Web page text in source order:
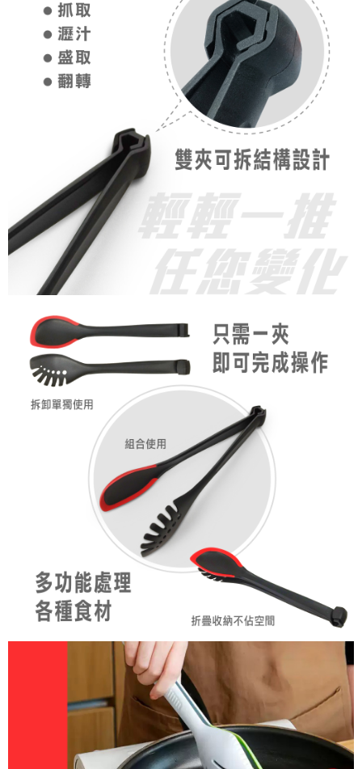
結帳頁面，進行簡訊認證並確認金額後，即可完成結帳。
２．訂單成立數日內，您將收到繳費通知簡訊。
３．收到繳費通知簡訊後14天內，點擊此簡訊中的連結，可透過四大超商／
ATM／網路銀行／等多元方式進行付款，方視為交易完成。
※ 請注意：結帳手續完成當下不需立刻繳費，但若您需要取消訂單，請聯絡
購買商品的店家。未經商家同意取消之訂單仍視為有效，需透過AFTEE先享
※ 交易是否成功請以「AFTEE先享後付 」之結帳頁面顯示為準，若有關於
是否繳費成功／繳費後需取消欲退款等相關疑問，請聯繫「AFTEE先享後付
https://netprotections.freshdesk.com/support/home
１．透過由恩沛科技股份有限公司提供之「AFTEE先享後付」服務完成之交
易，需依本服務之必要範圍內提供個人資料，並將交易相關給付款項請求債
權轉讓予恩沛科技股份有限公司。
２．關於個人資料處理事宜，請瀏覽以下網址：
https://aftee.tw/terms/#terms3
３．未成年的使用者請事先徵得法定代理人或監護人之同意方可使用
「AFTEE先享後付」，若未經同意申辦者引起之損失，本公司不負相關責
時審查核予不同之上限額度；若仍有額度不足之情形，本公司將視審查結果
請求用戶進行身份認證。
５．嚴禁一人註冊多個帳號或使用他人資訊註冊。若發現惡意使用之情形，
恩沛科技股份有限公司將有權停止該用戶之使用額度並採取法律行動。
每筆NT$60，滿NT$1,000(含以上)免運費
7-11取貨付款
每筆NT$60，滿NT$1,000(含以上)免運費
滿$1000元含以上
每筆NT$150，滿NT$1,000(含以上)免運費
每筆NT$200，滿NT$4,000(含以上)免運費